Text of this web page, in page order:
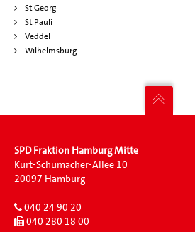
St.Georg
St.Pauli
Veddel
Wilhelmsburg
SPD Fraktion Hamburg Mitte
Kurt-Schumacher-Allee 10
20097 Hamburg
040 24 90 20
040 280 18 00